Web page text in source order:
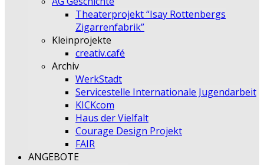
Theaterprojekt “Isay Rottenbergs
Zigarrenfabrik”
Kleinprojekte
creativ.café
Archiv
WerkStadt
Servicestelle Internationale Jugendarbeit
KICKcom
Haus der Vielfalt
Courage Design Projekt
FAIR
ANGEBOTE